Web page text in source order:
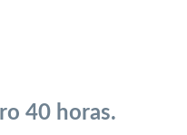
40 horas.